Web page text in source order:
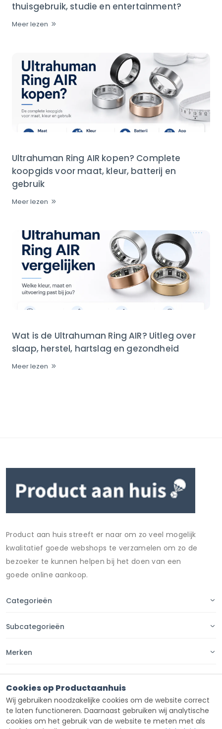
thuisgebruik, studie en entertainment?
Meer lezen
Ultrahuman Ring AIR kopen? Complete
koopgids voor maat, kleur, batterij en
gebruik
Meer lezen
Wat is de Ultrahuman Ring AIR? Uitleg over
slaap, herstel, hartslag en gezondheid
Meer lezen
Product aan huis streeft er naar om zo veel mogelijk
kwalitatief goede webshops te verzamelen om zo de
bezoeker te kunnen helpen bij het doen van een
goede online aankoop.
Categorieën
Subcategorieën
Merken
Contact
Cookies op Productaanhuis
Wij gebruiken noodzakelijke cookies om de website correct
te laten functioneren. Daarnaast gebruiken wij analytische
cookies om het gebruik van de website te meten met als